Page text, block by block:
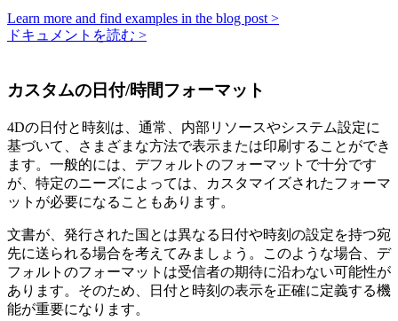
Learn more and find examples in the blog post >
ドキュメントを読む >
カスタムの日付/時間フォーマット
4Dの日付と時刻は、通常、内部リソースやシステム設定に
基づいて、さまざまな方法で表示または印刷することができ
ます。一般的には、デフォルトのフォーマットで十分です
が、特定のニーズによっては、カスタマイズされたフォーマ
ットが必要になることもあります。
文書が、発行された国とは異なる日付や時刻の設定を持つ宛
先に送られる場合を考えてみましょう。このような場合、デ
フォルトのフォーマットは受信者の期待に沿わない可能性が
あります。そのため、日付と時刻の表示を正確に定義する機
能が重要になります。